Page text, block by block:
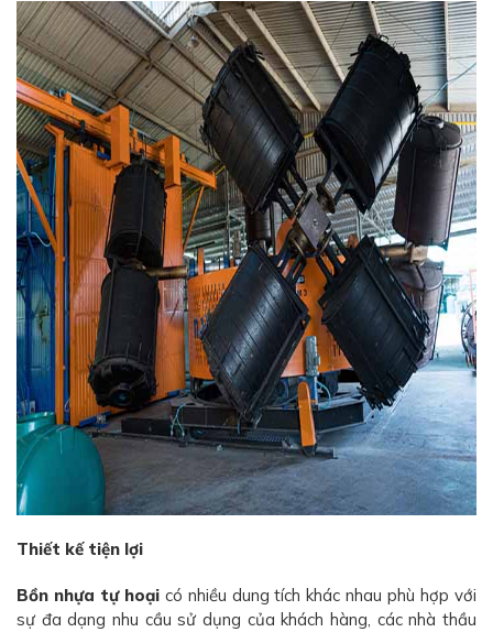
Thiết kế tiện lợi
Bồn nhựa tự hoạicó nhiều dung tích khác nhau phù hợp với
sự đa dạng nhu cầu sử dụng của khách hàng, các nhà thầu